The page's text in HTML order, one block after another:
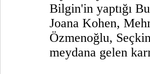
Bilgin'in yaptığı
Joana Kohen,
Özmenoğlu,
meydana gelen